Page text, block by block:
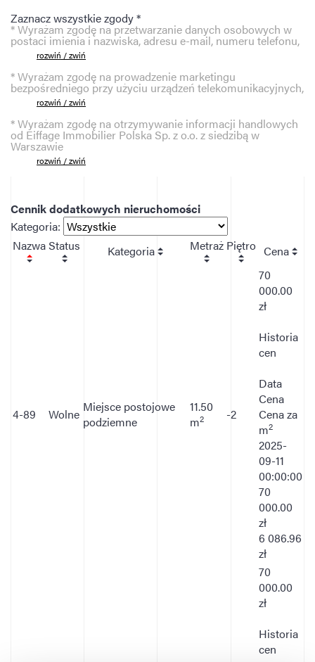
Zaznacz wszystkie zgody *
* Wyrażam zgodę na przetwarzanie danych osobowych w
postaci imienia i nazwiska, adresu e-mail, numeru telefonu,
rozwiń / zwiń
* Wyrażam zgodę na prowadzenie marketingu
bezpośredniego przy użyciu urządzeń telekomunikacyjnych,
rozwiń / zwiń
* Wyrażam zgodę na otrzymywanie informacji handlowych
od Eiffage Immobilier Polska Sp. z o.o. z siedzibą w
Warszawie
rozwiń / zwiń
Cennik dodatkowych nieruchomości
Kategoria:
NazwaStatus Kategoria Metraż Piętro Cena
4-89 Wolne Miejsce postojowe
podziemne
11.50
m2 -2
70
000.00
zł
Historia
cen
Data
Cena
Cena za
m2
2025-
09-11
00:00:00
70
000.00
zł
6 086.96
zł
70
000.00
zł
Historia
cen